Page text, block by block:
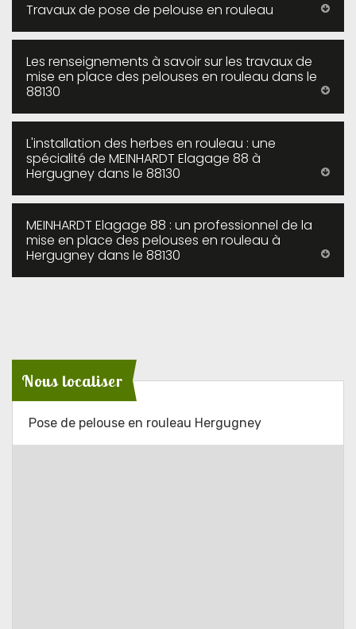
Travaux de pose de pelouse en rouleau
Les renseignements à savoir sur les travaux de
mise en place des pelouses en rouleau dans le
88130
L'installation des herbes en rouleau : une
spécialité de MEINHARDT Elagage 88 à
Hergugney dans le 88130
MEINHARDT Elagage 88 : un professionnel de la
mise en place des pelouses en rouleau à
Hergugney dans le 88130
Nous localiser
Pose de pelouse en rouleau Hergugney